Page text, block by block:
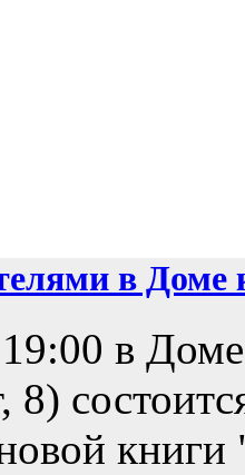
в Доме
в